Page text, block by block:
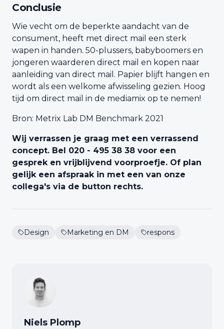
Conclusie
Wie vecht om de beperkte aandacht van de
consument, heeft met direct mail een sterk
wapen in handen. 50-plussers, babyboomers en
jongeren waarderen direct mail en kopen naar
aanleiding van direct mail. Papier blijft hangen en
wordt als een welkome afwisseling gezien. Hoog
tijd om direct mail in de mediamix op te nemen!
Bron: Metrix Lab DM Benchmark 2021
Wij verrassen je graag met een verrassend
concept. Bel 020 - 495 38 38 voor een
gesprek en vrijblijvend voorproefje. Of plan
gelijk een afspraak in met een van onze
collega's via de button rechts.
Design Marketing en DM respons
Niels Plomp